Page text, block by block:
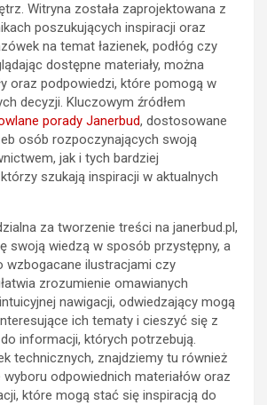
Witryna została zaprojektowana z
poszukujących inspiracji oraz
na temat łazienek, podłóg czy
dostępne materiały, można
oraz podpowiedzi, które pomogą w
decyzji. Kluczowym źródłem
porady Janerbud, dostosowane
osób rozpoczynających swoją
jak i tych bardziej
szukają inspiracji w aktualnych
za tworzenie treści na janerbud.pl,
swoją wiedzą w sposób przystępny, a
wzbogacane ilustracjami czy
zrozumienie omawianych
nawigacji, odwiedzający mogą
ich tematy i cieszyć się z
informacji, których potrzebują.
technicznych, znajdziemy tu również
odpowiednich materiałów oraz
które mogą stać się inspiracją do